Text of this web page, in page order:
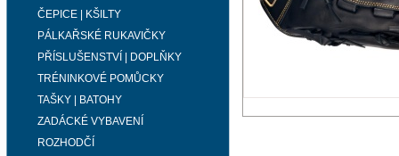
ČEPICE | KŠILTY
PÁLKAŘSKÉ RUKAVIČKY
PŘÍSLUŠENSTVÍ | DOPLŇKY
TRÉNINKOVÉ POMŮCKY
TAŠKY | BATOHY
ZADÁCKÉ VYBAVENÍ
ROZHODČÍ